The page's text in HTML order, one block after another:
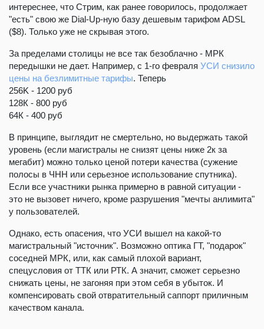
интереснее, что Стрим, как ранее говорилось, продолжает
"есть" свою же Dial-Up-ную базу дешевым тарифом ADSL
($8). Только уже не скрывая этого.
За пределами столицы не все так безоблачно - МРК
передышки не дает. Например, с 1-го февраля УСИ снизило
цены на безлимитные тарифы. Теперь
256K - 1200 руб
128К - 800 руб
64К - 400 руб
В принципе, выглядит не смертельно, но выдержать такой
уровень (если магистралы не снизят цены ниже 2к за
мегабит) можно только ценой потери качества (сужение
полосы в ЧНН или серьезное использование спутника).
Если все участники рынка примерно в равной ситуации -
это не вызовет ничего, кроме разрушения "мечты анлимита"
у пользователей.
Однако, есть опасения, что УСИ вышел на какой-то
магистральный "источник". Возможно оптика ГТ, "подарок"
соседней МРК, или, как самый плохой вариант,
спецусловия от ТТК или РТК. А значит, сможет серьезно
снижать цены, не загоняя при этом себя в убыток. И
компенсировать свой отвратительный саппорт приличным
качеством канала.